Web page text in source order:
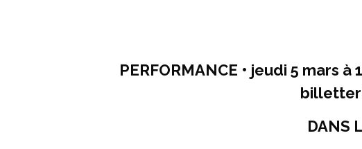
PERFORMANCE • jeudi 5 mars
DANS